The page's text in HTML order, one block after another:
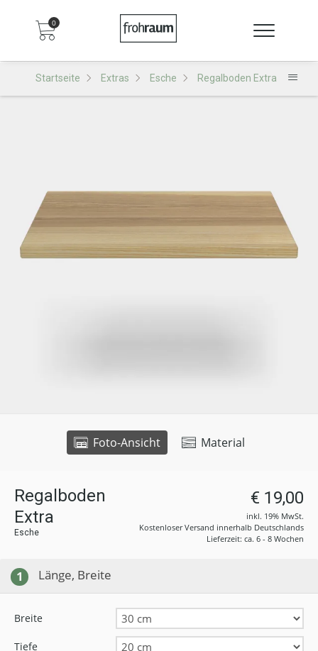
0
Startseite Extras Esche Regalboden Extra
Foto-Ansicht Material
Regalboden
Extra
Esche
€ 19,00
inkl. 19% MwSt.
Kostenloser Versand innerhalb Deutschlands
Lieferzeit: ca. 6 - 8 Wochen
1 Länge, Breite
Breite
Tiefe